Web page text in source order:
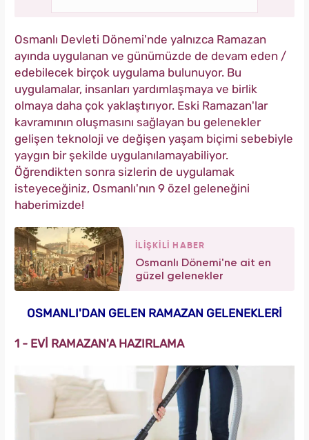
Osmanlı Devleti Dönemi'nde yalnızca Ramazan
ayında uygulanan ve günümüzde de devam eden /
edebilecek birçok uygulama bulunuyor. Bu
uygulamalar, insanları yardımlaşmaya ve birlik
olmaya daha çok yaklaştırıyor. Eski Ramazan'lar
kavramının oluşmasını sağlayan bu gelenekler
gelişen teknoloji ve değişen yaşam biçimi sebebiyle
yaygın bir şekilde uygulanılamayabiliyor.
Öğrendikten sonra sizlerin de uygulamak
isteyeceğiniz, Osmanlı'nın 9 özel geleneğini
haberimizde!
İLİŞKİLİ HABER
Osmanlı Dönemi'ne ait en
güzel gelenekler
OSMANLI'DAN GELEN RAMAZAN GELENEKLERİ
1 - EVİ RAMAZAN'A HAZIRLAMA